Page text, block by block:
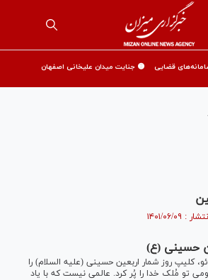
قضایی 🟡 جنایت میدان علیخانی اصفهان
کلیپ روز شمار اربعین حسینی (علیه السلام) را
تو مُلک خدا را پُر کرد. عالمی نیست که با یاد